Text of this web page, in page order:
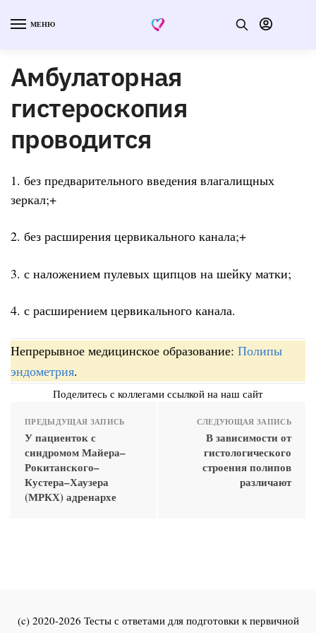
МЕНЮ
Амбулаторная
гистероскопия
проводится
1. без предварительного введения влагалищных
зеркал;+
2. без расширения цервикального канала;+
3. с наложением пулевых щипцов на шейку матки;
4. с расширением цервикального канала.
Непрерывное медицинское образование: Полипы
эндометрия.
Поделитесь с коллегами ссылкой на наш сайт
ПРЕДЫДУЩАЯ ЗАПИСЬ
У пациенток с
синдромом Майера–
Рокитанского–
Кустера–Хаузера
(МРКХ) адренархе
СЛЕДУЮЩАЯ ЗАПИСЬ
В зависимости от
гистологического
строения полипов
различают
(c) 2020-2026 Тесты с ответами для подготовки к первичной